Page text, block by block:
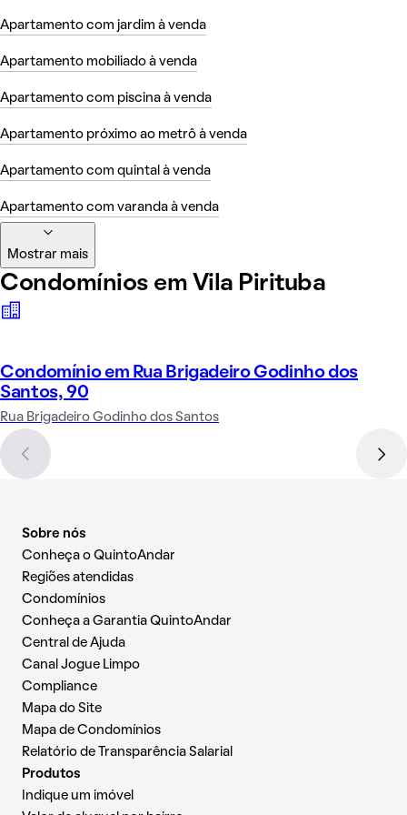
Apartamento com jardim à venda
Apartamento mobiliado à venda
Apartamento com piscina à venda
Apartamento próximo ao metrô à venda
Apartamento com quintal à venda
Apartamento com varanda à venda
Mostrar mais
Condomínios em Vila Pirituba
Condomínio em Rua Brigadeiro Godinho dos
Santos, 90
Rua Brigadeiro Godinho dos Santos
Sobre nós
Conheça o QuintoAndar
Regiões atendidas
Condomínios
Conheça a Garantia QuintoAndar
Central de Ajuda
Canal Jogue Limpo
Compliance
Mapa do Site
Mapa de Condomínios
Relatório de Transparência Salarial
Produtos
Indique um imóvel